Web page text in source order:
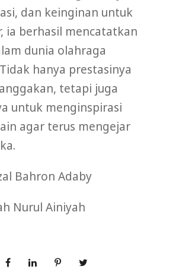
dan keinginan untuk
ia berhasil mencatatkan
dunia olahraga
hanya prestasinya
tetapi juga
untuk menginspirasi
agar terus mengejar
Bahron Adaby
Nurul Ainiyah